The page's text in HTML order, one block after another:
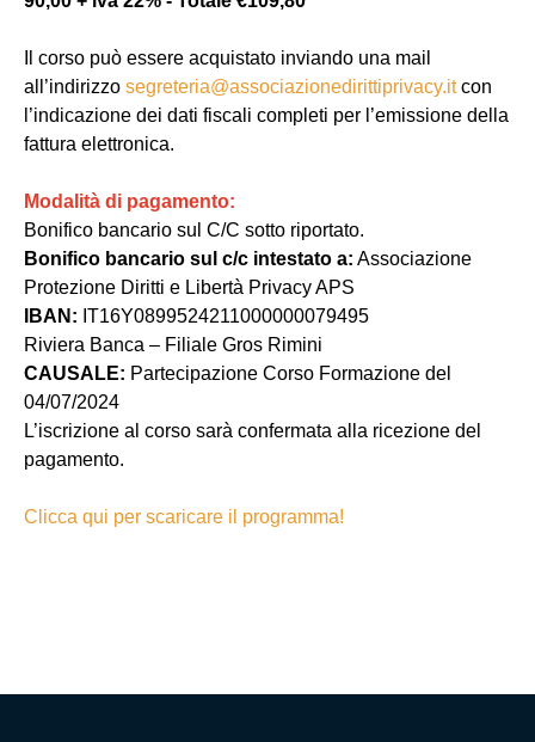
Il corso può essere acquistato inviando una mail
all’indirizzo segreteria@associazionedirittiprivacy.it con
l’indicazione dei dati fiscali completi per l’emissione della
fattura elettronica.
Modalità di pagamento:
Bonifico bancario sul C/C sotto riportato.
Bonifico bancario sul c/c intestato a: Associazione
Protezione Diritti e Libertà Privacy APS
IBAN: IT16Y0899524211000000079495
Riviera Banca – Filiale Gros Rimini
CAUSALE: Partecipazione Corso Formazione del
04/07/2024
L’iscrizione al corso sarà confermata alla ricezione del
pagamento.
Clicca qui per scaricare il programma!